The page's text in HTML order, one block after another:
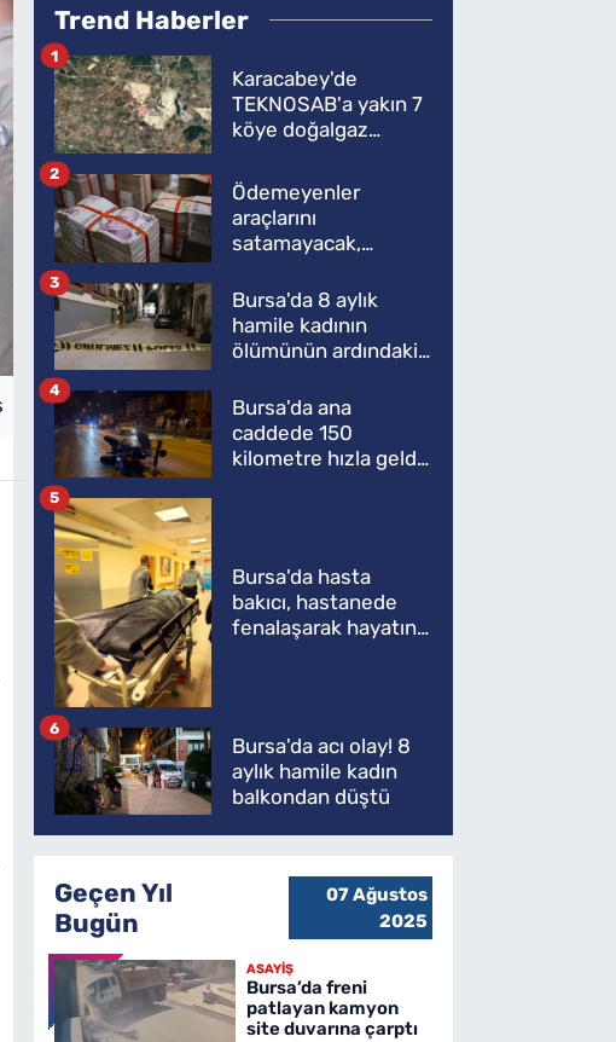
Trend Haberler
Karacabey'de
TEKNOSAB'a yakın 7
köye doğalgaz
1
Ödemeyenler
araçlarını
satamayacak,
2
Bursa'da 8 aylık
hamile kadının
ölümünün ardındaki
3
Bursa'da ana
caddede 150
kilometre hızla geldi,
4
Bursa'da hasta
bakıcı, hastanede
fenalaşarak hayatını
5
Bursa'da acı olay! 8
aylık hamile kadın
balkondan düştü
6
Geçen Yıl
Bugün
07 Ağustos
2025
ASAYİŞ
Bursa’da freni
patlayan kamyon
site duvarına çarptı